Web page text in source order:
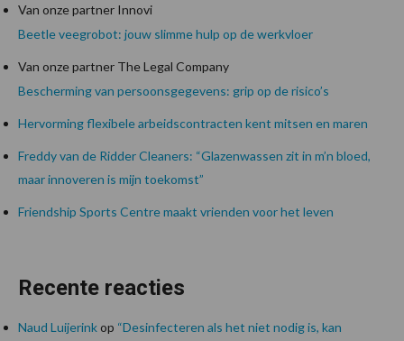
Van onze partner Innovi
Beetle veegrobot: jouw slimme hulp op de werkvloer
Van onze partner The Legal Company
Bescherming van persoonsgegevens: grip op de risico’s
Hervorming flexibele arbeidscontracten kent mitsen en maren
Freddy van de Ridder Cleaners: “Glazenwassen zit in m’n bloed,
maar innoveren is mijn toekomst”
Friendship Sports Centre maakt vrienden voor het leven
Recente reacties
Naud Luijerinkop “Desinfecteren als het niet nodig is, kan